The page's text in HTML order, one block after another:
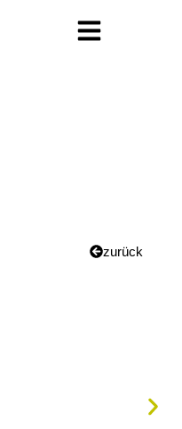
zurück